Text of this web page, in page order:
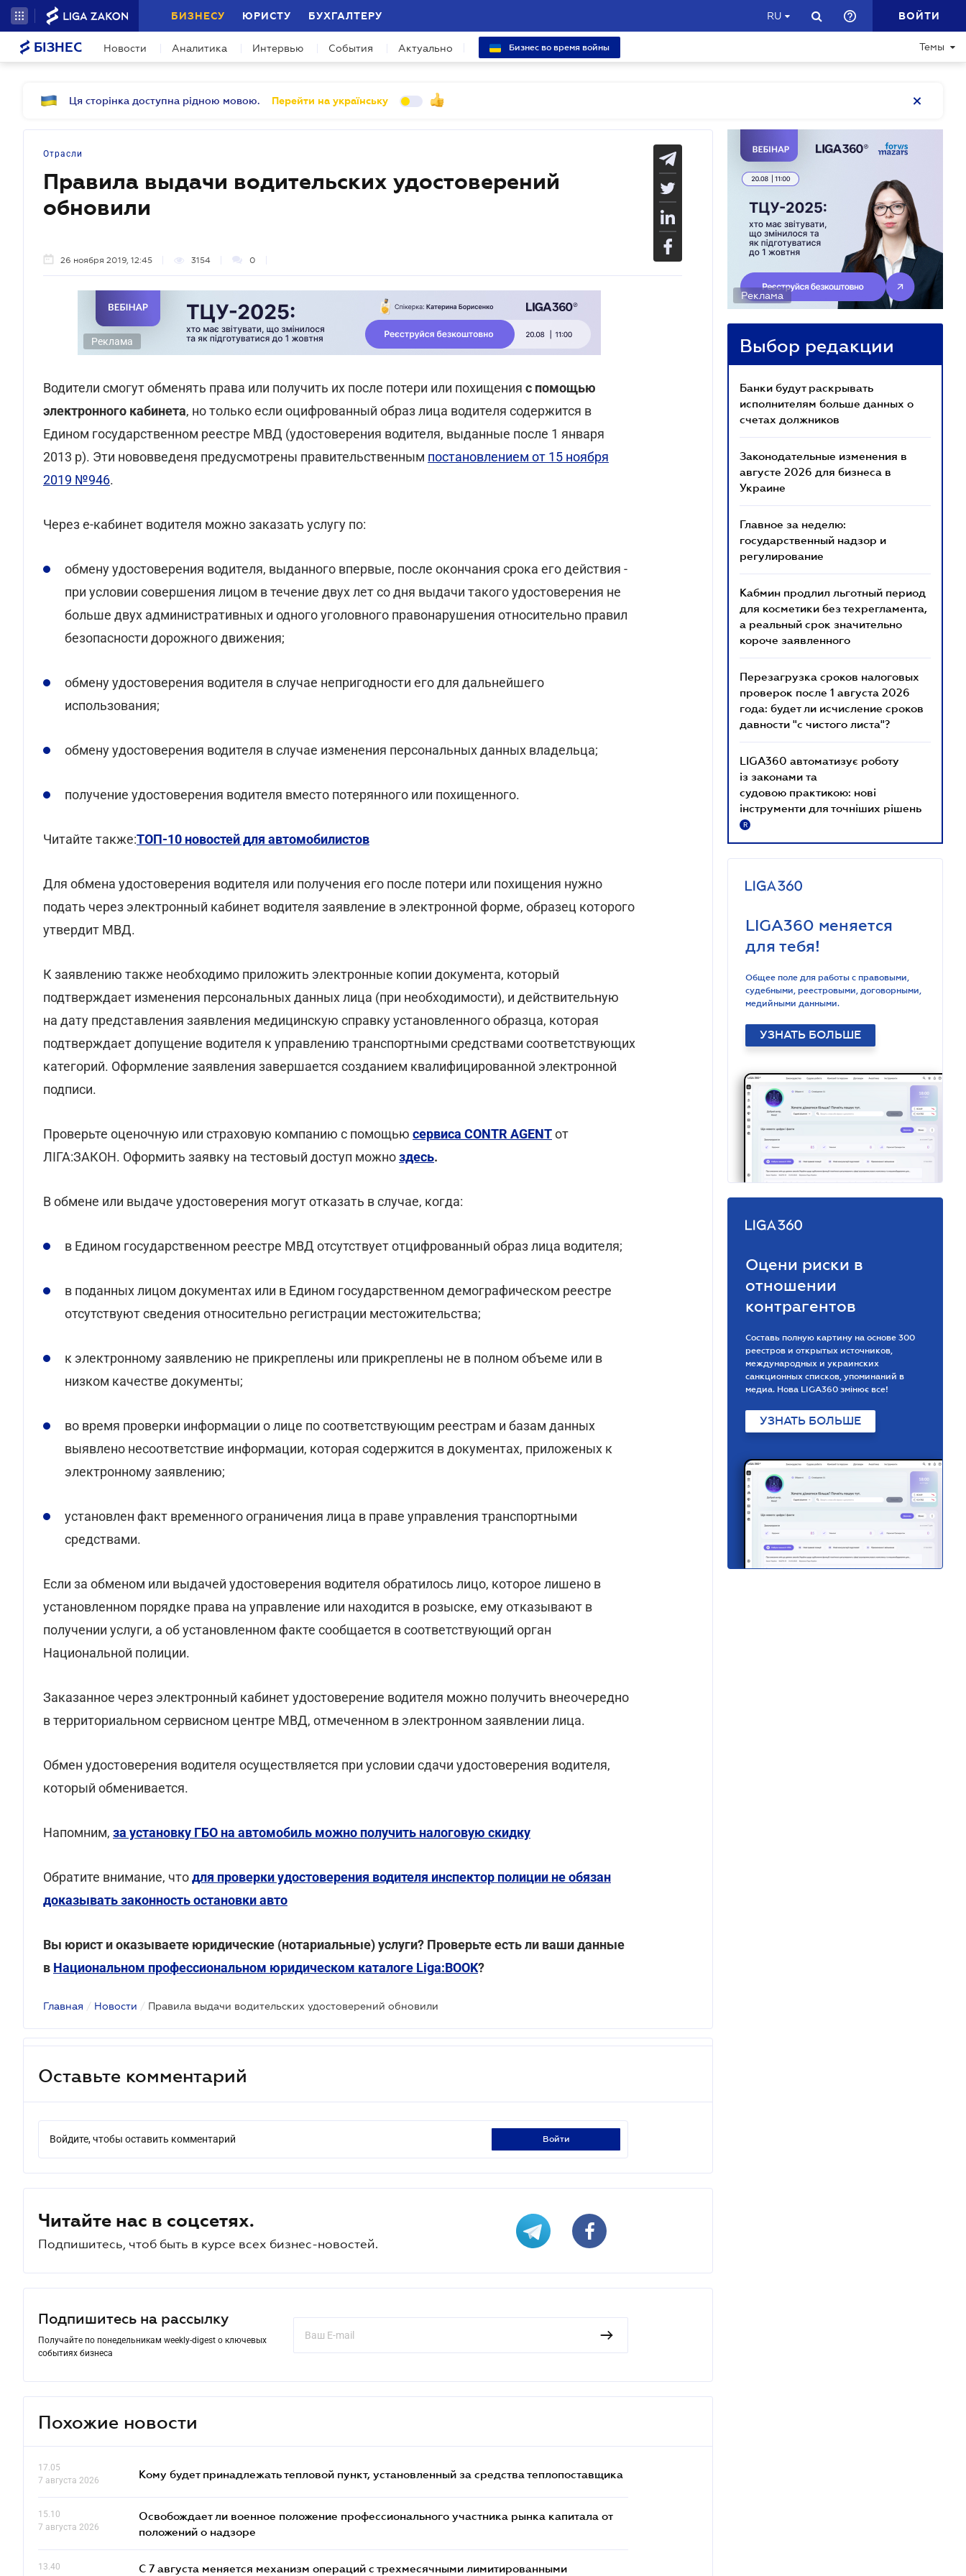
БИЗНЕСУ ЮРИСТУ БУХГАЛТЕРУ RU ВОЙТИ
БІЗНЕС Новости Аналитика Интервью События Актуально Бизнес во время войны Темы
Ця сторінка доступна рідною мовою. Перейти на українську
Отрасли
Правила выдачи водительских удостоверений
обновили
26 ноября 2019, 12:45 3154 0
Реклама
Водители смогут обменять права или получить их после потери или похищения с помощью
электронного кабинета, но только если оцифрованный образ лица водителя содержится в
Едином государственном реестре МВД (удостоверения водителя, выданные после 1 января
2013 р). Эти нововведеня предусмотрены правительственным постановлением от 15 ноября
2019 №946.
Через е-кабинет водителя можно заказать услугу по:
обмену удостоверения водителя, выданного впервые, после окончания срока его действия -
при условии совершения лицом в течение двух лет со дня выдачи такого удостоверения не
больше двух административных и одного уголовного правонарушения относительно правил
безопасности дорожного движения;
обмену удостоверения водителя в случае непригодности его для дальнейшего
использования;
обмену удостоверения водителя в случае изменения персональных данных владельца;
получение удостоверения водителя вместо потерянного или похищенного.
Читайте также:ТОП-10 новостей для автомобилистов
Для обмена удостоверения водителя или получения его после потери или похищения нужно
подать через электронный кабинет водителя заявление в электронной форме, образец которого
утвердит МВД.
К заявлению также необходимо приложить электронные копии документа, который
подтверждает изменения персональных данных лица (при необходимости), и действительную
на дату представления заявления медицинскую справку установленного образца, которая
подтверждает допущение водителя к управлению транспортными средствами соответствующих
категорий. Оформление заявления завершается созданием квалифицированной электронной
подписи.
Проверьте оценочную или страховую компанию с помощью сервиса CONTR AGENTот
ЛІГА:ЗАКОН. Оформить заявку на тестовый доступ можноздесь.
В обмене или выдаче удостоверения могут отказать в случае, когда:
в Едином государственном реестре МВД отсутствует отцифрованный образ лица водителя;
в поданных лицом документах или в Едином государственном демографическом реестре
отсутствуют сведения относительно регистрации местожительства;
к электронному заявлению не прикреплены или прикреплены не в полном объеме или в
низком качестве документы;
во время проверки информации о лице по соответствующим реестрам и базам данных
выявлено несоответствие информации, которая содержится в документах, приложеных к
электронному заявлению;
установлен факт временного ограничения лица в праве управления транспортными
средствами.
Если за обменом или выдачей удостоверения водителя обратилось лицо, которое лишено в
установленном порядке права на управление или находится в розыске, ему отказывают в
получении услуги, а об установленном факте сообщается в соответствующий орган
Национальной полиции.
Заказанное через электронный кабинет удостоверение водителя можно получить внеочередно
в территориальном сервисном центре МВД, отмеченном в электронном заявлении лица.
Обмен удостоверения водителя осуществляется при условии сдачи удостоверения водителя,
который обменивается.
Напомним, за установку ГБО на автомобиль можно получить налоговую скидку
Обратите внимание, чтодля проверки удостоверения водителя инспектор полиции не обязан
доказывать законность остановки авто
Вы юрист и оказываете юридические (нотариальные) услуги? Проверьте есть ли ваши данные
в Национальном профессиональном юридическом каталоге Liga:BOOK?
Главная / Новости / Правила выдачи водительских удостоверений обновили
Оставьте комментарий
Войдите, чтобы оставить комментарий войти
Читайте нас в соцсетях.
Подпишитесь, чтоб быть в курсе всех бизнес-новостей.
Подпишитесь на рассылку
Получайте по понедельникам weekly-digest о ключевых
событиях бизнеса
Похожие новости
17.05
7 августа 2026
Кому будет принадлежать тепловой пункт, установленный за средства теплопоставщика
15.10
7 августа 2026
Освобождает ли военное положение профессионального участника рынка капитала от
положений о надзоре
13.40
С 7 августа меняется механизм операций с трехмесячными лимитированными
Реклама
Выбор редакции
Банки будут раскрывать
исполнителям больше данных о
счетах должников
Законодательные изменения в
августе 2026 для бизнеса в
Украине
Главное за неделю:
государственный надзор и
регулирование
Кабмин продлил льготный период
для косметики без техрегламента,
а реальный срок значительно
короче заявленного
Перезагрузка сроков налоговых
проверок после 1 августа 2026
года: будет ли исчисление сроков
давности "с чистого листа"?
LIGA360 автоматизує роботу
із законами та
судовою практикою: нові
інструменти для точніших рішень
R
LIGA360 меняется
для тебя!
Общее поле для работы с правовыми,
судебными, реестровыми, договорными,
медийными данными.
УЗНАТЬ БОЛЬШЕ
Оцени риски в
отношении
контрагентов
Составь полную картину на основе 300
реестров и открытых источников,
международных и украинских
санкционных списков, упоминаний в
медиа. Нова LIGA360 змінює все!
УЗНАТЬ БОЛЬШЕ